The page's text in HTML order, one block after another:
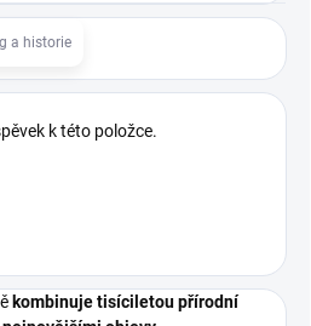
a historie
k této položce.
kombinuje tisíciletou přírodní